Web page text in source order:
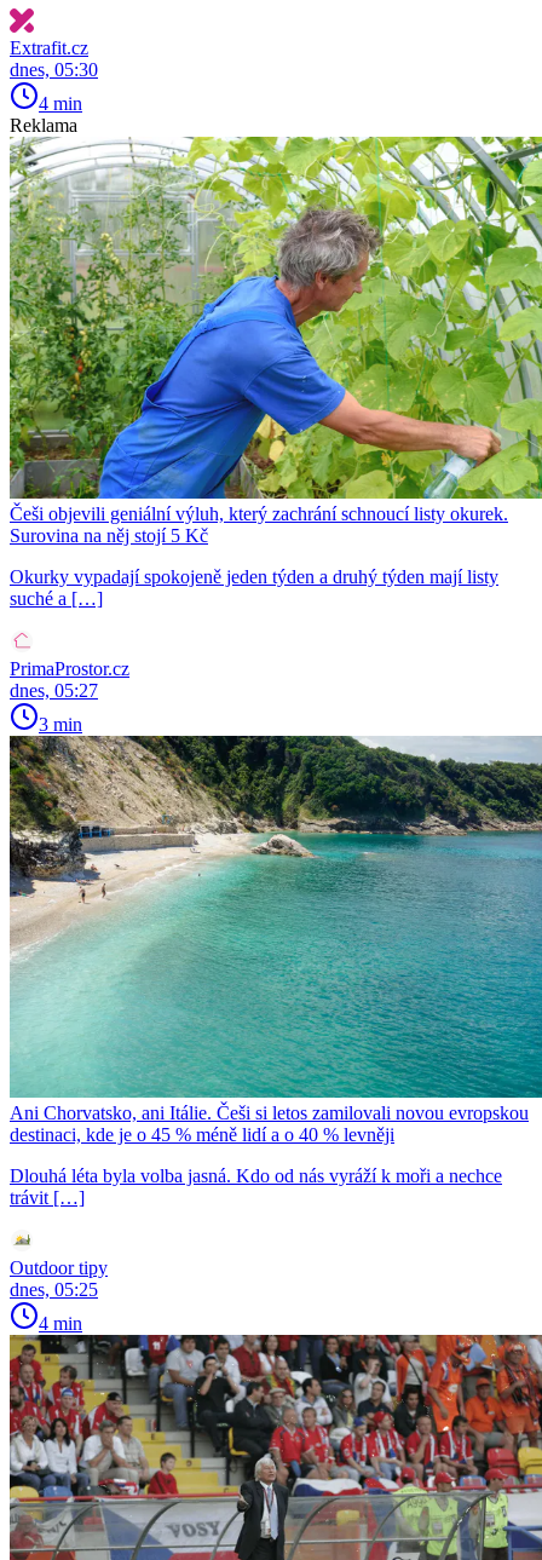
Extrafit.cz
dnes, 05:30
4 min
Reklama
Češi objevili geniální výluh, který zachrání schnoucí listy okurek.
Surovina na něj stojí 5 Kč
Okurky vypadají spokojeně jeden týden a druhý týden mají listy
suché a […]
PrimaProstor.cz
dnes, 05:27
3 min
Ani Chorvatsko, ani Itálie. Češi si letos zamilovali novou evropskou
destinaci, kde je o 45 % méně lidí a o 40 % levněji
Dlouhá léta byla volba jasná. Kdo od nás vyráží k moři a nechce
trávit […]
Outdoor tipy
dnes, 05:25
4 min